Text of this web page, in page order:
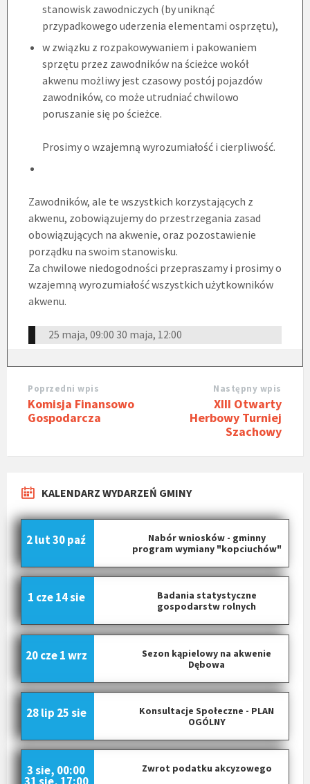
stanowisk zawodniczych (by uniknąć
przypadkowego uderzenia elementami osprzętu),
w związku z rozpakowywaniem i pakowaniem
sprzętu przez zawodników na ścieżce wokół
akwenu możliwy jest czasowy postój pojazdów
zawodników, co może utrudniać chwilowo
poruszanie się po ścieżce.
Prosimy o wzajemną wyrozumiałość i cierpliwość.
Zawodników, ale te wszystkich korzystających z
akwenu, zobowiązujemy do przestrzegania zasad
obowiązujących na akwenie, oraz pozostawienie
porządku na swoim stanowisku.
Za chwilowe niedogodności przepraszamy i prosimy o
wzajemną wyrozumiałość wszystkich użytkowników
akwenu.
25 maja, 09:00 30 maja, 12:00
Poprzedni wpis
Komisja Finansowo
Gospodarcza
Następny wpis
XIII Otwarty
Herbowy Turniej
Szachowy
KALENDARZ WYDARZEŃ GMINY
Nabór wniosków - gminny
program wymiany "kopciuchów"
2 lut30 paź
Badania statystyczne
gospodarstw rolnych
1 cze 14 sie
Sezon kąpielowy na akwenie
Dębowa
20 cze 1 wrz
Konsultacje Społeczne - PLAN
OGÓLNY
28 lip 25 sie
Zwrot podatku akcyzowego
3 sie, 00:00